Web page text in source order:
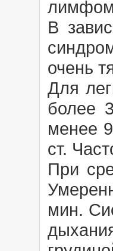
В
очень
Для
более
менее
ст.
При
мин.